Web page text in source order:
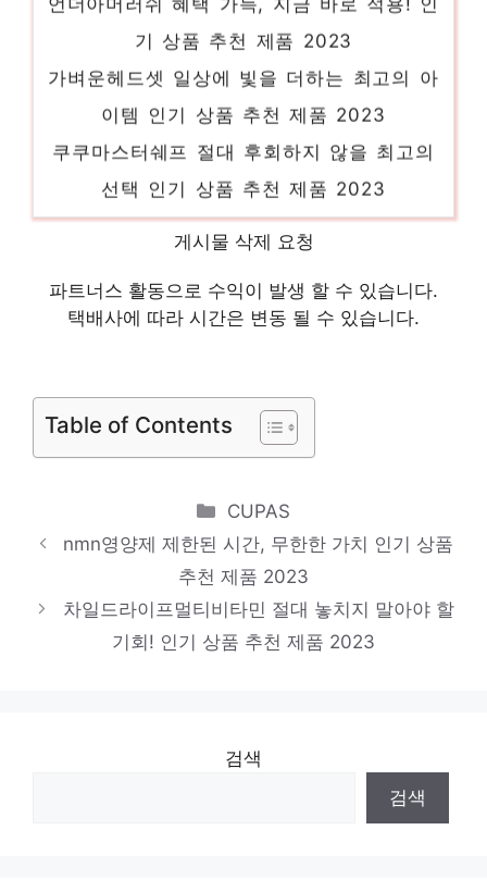
기 상품 추천 제품 2023
가벼운헤드셋 일상에 빛을 더하는 최고의 아
이템 인기 상품 추천 제품 2023
쿠쿠마스터쉐프 절대 후회하지 않을 최고의
선택 인기 상품 추천 제품 2023
만두피 당신만의 특별한 아이템! 인기 상품
추천 제품 2023
맥북스티커 놓칠 수 없는 이번 특가! 인기 상
품 추천 제품 2023
상품 추천 제품 2023
게시물 삭제 요청
파트너스 활동으로 수익이 발생 할 수 있습니다.
택배사에 따라 시간은 변동 될 수 있습니다.
Table of Contents
Categories
CUPAS
nmn영양제 제한된 시간, 무한한 가치 인기 상품
추천 제품 2023
차일드라이프멀티비타민 절대 놓치지 말아야 할
기회! 인기 상품 추천 제품 2023
검색
검색